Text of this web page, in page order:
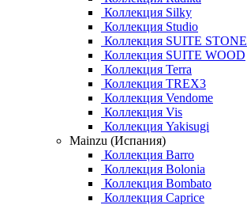
Коллекция Silky
Коллекция Studio
Коллекция SUITE STONE
Коллекция SUITE WOOD
Коллекция Terra
Коллекция TREX3
Коллекция Vendome
Коллекция Vis
Коллекция Yakisugi
Mainzu (Испания)
Коллекция Barro
Коллекция Bolonia
Коллекция Bombato
Коллекция Caprice